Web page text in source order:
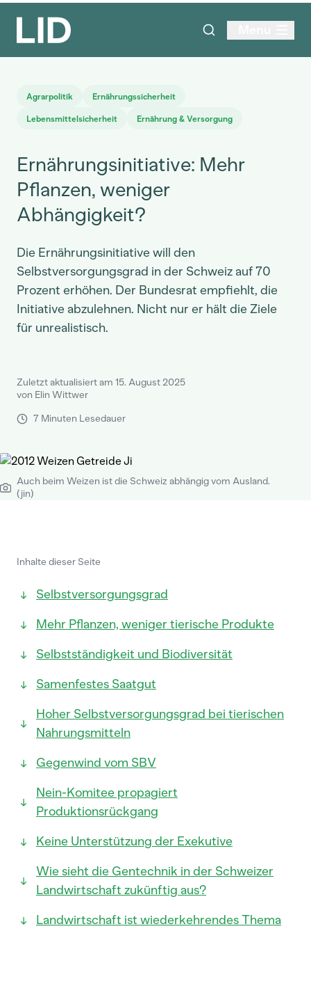
Agrarpolitik Ernährungssicherheit
Lebensmittelsicherheit Ernährung & Versorgung
Ernährungsinitiative: Mehr
Pflanzen, weniger
Abhängigkeit?
Die Ernährungsinitiative will den
Selbstversorgungsgrad in der Schweiz auf 70
Prozent erhöhen. Der Bundesrat empfiehlt, die
Initiative abzulehnen. Nicht nur er hält die Ziele
für unrealistisch.
Zuletzt aktualisiert am 15. August 2025
von Elin Wittwer
7 Minuten Lesedauer
Auch beim Weizen ist die Schweiz abhängig vom Ausland.
(jin)
Inhalte dieser Seite
Selbstversorgungsgrad
Mehr Pflanzen, weniger tierische Produkte
Selbstständigkeit und Biodiversität
Samenfestes Saatgut
Hoher Selbstversorgungsgrad bei tierischen
Nahrungsmitteln
Gegenwind vom SBV
Nein-Komitee propagiert
Produktionsrückgang
Keine Unterstützung der Exekutive
Wie sieht die Gentechnik in der Schweizer
Landwirtschaft zukünftig aus?
Landwirtschaft ist wiederkehrendes Thema